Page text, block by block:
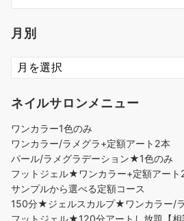
月別
ネイルサロンメニュー
ワンカラー1色のみ
ワンカラー/ラメグラ+定額アート2本
パール/ラメグラデーション★1色のみ
フットジェル★ワンカラー+定額アート
サンプルから選べる定額コース
150分★ジェルスカルプ★ワンカラー/
フットジェル★120分アートし放題【相